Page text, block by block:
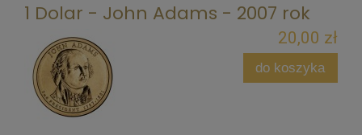
1 Dolar - John Adams - 2007 rok
20,00 zł
do koszyka